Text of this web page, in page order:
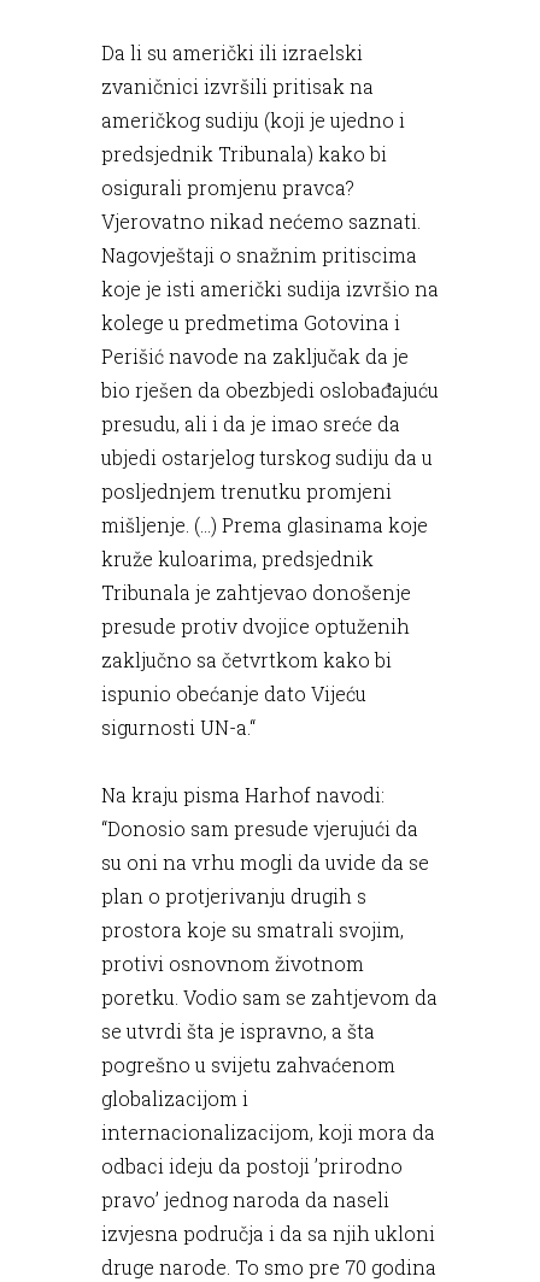
Da li su američki ili izraelski
zvaničnici izvršili pritisak na
američkog sudiju (koji je ujedno i
predsjednik Tribunala) kako bi
osigurali promjenu pravca?
Vjerovatno nikad nećemo saznati.
Nagovještaji o snažnim pritiscima
koje je isti američki sudija izvršio na
kolege u predmetima Gotovina i
Perišić navode na zaključak da je
bio rješen da obezbjedi oslobađajuću
presudu, ali i da je imao sreće da
ubjedi ostarjelog turskog sudiju da u
posljednjem trenutku promjeni
mišljenje. (…) Prema glasinama koje
kruže kuloarima, predsjednik
Tribunala je zahtjevao donošenje
presude protiv dvojice optuženih
zaključno sa četvrtkom kako bi
ispunio obećanje dato Vijeću
sigurnosti UN-a.“
Na kraju pisma Harhof navodi:
“Donosio sam presude vjerujući da
su oni na vrhu mogli da uvide da se
plan o protjerivanju drugih s
prostora koje su smatrali svojim,
protivi osnovnom životnom
poretku. Vodio sam se zahtjevom da
se utvrdi šta je ispravno, a šta
pogrešno u svijetu zahvaćenom
globalizacijom i
internacionalizacijom, koji mora da
odbaci ideju da postoji ’prirodno
pravo’ jednog naroda da naseli
izvjesna područja i da sa njih ukloni
druge narode. To smo pre 70 godina